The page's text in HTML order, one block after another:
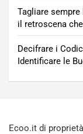
Tagliare
il retroscena
Decifrare i
Identificare le
Ecoo.it di